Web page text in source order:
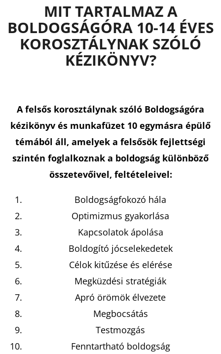
MIT TARTALMAZ A
BOLDOGSÁGÓRA 10-14 ÉVES
KOROSZTÁLYNAK SZÓLÓ
KÉZIKÖNYV?
A felsős korosztálynak szóló Boldogságóra
kézikönyv és munkafüzet 10 egymásra épülő
témából áll, amelyek a felsősök fejlettségi
szintén foglalkoznak a boldogság különböző
összetevőivel, feltételeivel:
Boldogságfokozó hála
Optimizmus gyakorlása
Kapcsolatok ápolása
Boldogító jócselekedetek
Célok kitűzése és elérése
Megküzdési stratégiák
Apró örömök élvezete
Megbocsátás
Testmozgás
Fenntartható boldogság